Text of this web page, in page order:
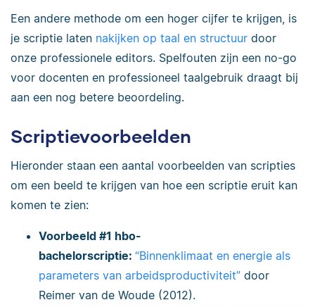
Een andere methode om een hoger cijfer te krijgen, is
je scriptie laten nakijken op taal en structuur door
onze professionele editors. Spelfouten zijn een no-go
voor docenten en professioneel taalgebruik draagt bij
aan een nog betere beoordeling.
Scriptievoorbeelden
Hieronder staan een aantal voorbeelden van scripties
om een beeld te krijgen van hoe een scriptie eruit kan
komen te zien:
Voorbeeld #1 hbo-
bachelorscriptie: “Binnenklimaat en energie als
parameters van arbeidsproductiviteit” door
Reimer van de Woude (2012).